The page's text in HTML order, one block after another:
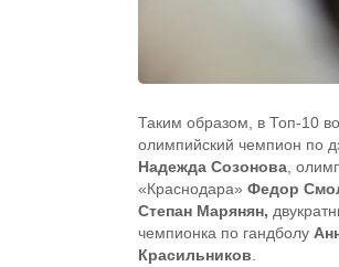
Таким образом, в Топ-10
олимпийский чемпион по
Надежда Созонова ,
«Краснодара» Федор
Степан Марянян,
чемпионка по гандболу
Красильников